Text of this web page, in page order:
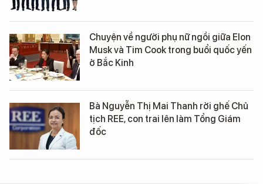
Chuyện về người phụ nữ ngồi giữa Elon
Musk và Tim Cook trong buổi quốc yến
ở Bắc Kinh
Bà Nguyễn Thị Mai Thanh rời ghế Chủ
tịch REE, con trai lên làm Tổng Giám
đốc